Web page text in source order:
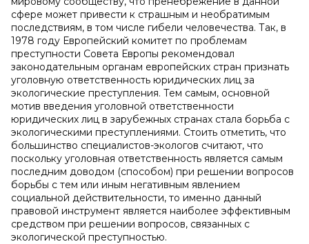
сфере может привести к страшным и необратимым
последствиям, в том числе гибели человечества. Так, в
1978 году Европейский комитет по проблемам
преступности Совета Европы рекомендовал
законодательным органам европейских стран признать
уголовную ответственность юридических лиц за
экологические преступления. Тем самым, основной
мотив введения уголовной ответственности
юридических лиц в зарубежных странах стала борьба с
экологическими преступлениями. Стоить отметить, что
большинство специалистов-экологов считают, что
поскольку уголовная ответственность является самым
последним доводом (способом) при решении вопросов
борьбы с тем или иным негативным явлением
социальной действительности, то именно данный
правовой инструмент является наиболее эффективным
средством при решении вопросов, связанных с
экологической преступностью.